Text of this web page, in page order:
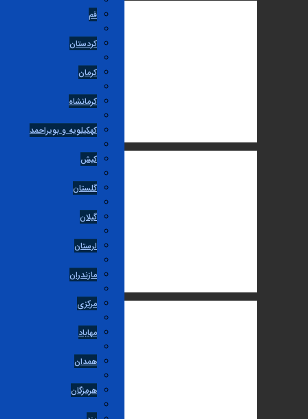
کردستان
کرمان
کرمانشاه
کهکیلویه و بویراحمد
کیش
گلستان
گیلان
لرستان
مازندران
مرکزی
مهاباد
همدان
هرمزگان